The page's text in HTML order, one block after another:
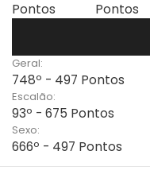
Pontos
Pontos
Geral:
748º - 497 Pontos
Escalão:
93º - 675 Pontos
Sexo:
666º - 497 Pontos